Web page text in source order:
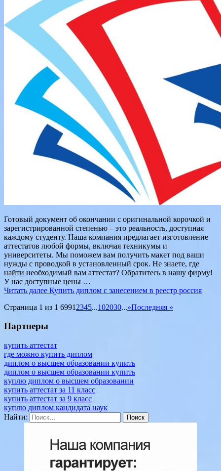
Готовый документ об окончании с оригинальной корочкой и
зарегистрированной степенью – это реальность, доступная
каждому студенту. Наша компания предлагает изготовление
аттестатов любой формы, включая техникумы и
университеты. Мы поможем вам получить макет под ваши
нужды с проводкой в установленный срок. Не знаете, где
найти необходимый вам аттестат? Обратитесь в нашу фирму!
У нас доступные цены …
Читать далее Купить диплом с занесением в реестр россия
Страница 1 из 1 6991 2345...102030...»Последняя »
Партнеры
купить аттестат
где можно купить диплом
диплом о высшем образовании купить
диплом о высшем образовании купить
куплю диплом о высшем образовании
купить аттестат за 11 класс
купить аттестат за 9 класс
куплю диплом кандидата наук
Найти: